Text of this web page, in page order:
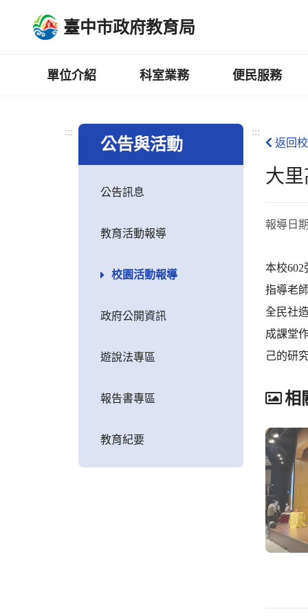
臺中市政府教育局
單位介紹 科室業務 便民服務
:::
公告與活動
公告訊息
教育活動報導
校園活動報導
政府公開資訊
遊說法專區
報告書專區
教育紀要
:::
返回
大
報導日
本校602
指導老
全民社
成課堂
己的研
相